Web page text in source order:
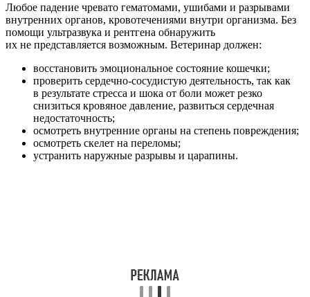
Любое падение чревато гематомами, ушибами и разрывами
внутренних органов, кровотечениями внутри организма. Без
помощи ультразвука и рентгена обнаружить
их не представляется возможным. Ветеринар должен:
восстановить эмоциональное состояние кошечки;
проверить сердечно-сосудистую деятельность, так как
в результате стресса и шока от боли может резко
снизиться кровяное давление, развиться сердечная
недостаточность;
осмотреть внутренние органы на степень повреждения;
осмотреть скелет на переломы;
устранить наружные разрывы и царапины.